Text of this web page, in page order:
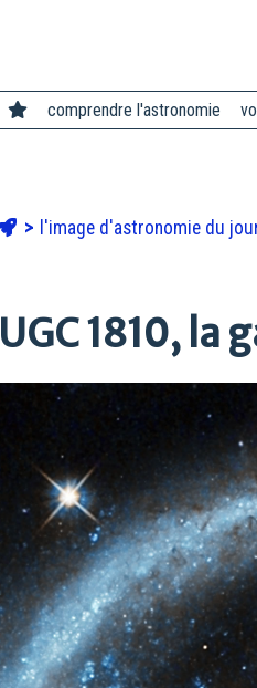
comprendre l'astronomie
l'image d'astronomie du
UGC 1810, la